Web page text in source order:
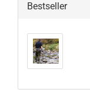
Bestseller